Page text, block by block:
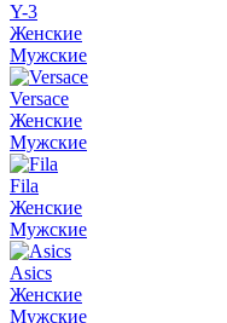
Y-3
Женские
Мужские
Versace
Женские
Мужские
Fila
Женские
Мужские
Asics
Женские
Мужские